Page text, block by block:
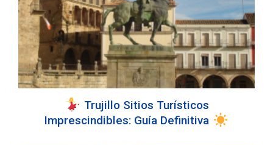
Trujillo Sitios Turísticos
Imprescindibles: Guía Definitiva